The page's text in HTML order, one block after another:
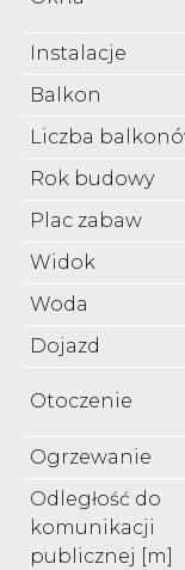
Instalacje
Balkon
Liczba
Rok budowy
Plac zabaw
Widok
Woda
Dojazd
Otoczenie
Ogrzewanie
Odległość do
komunikacji
publicznej [m]